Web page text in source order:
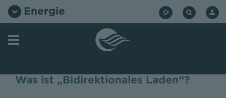
Zum
InhaltEnergie
Was ist „Bidirektionales Laden“?